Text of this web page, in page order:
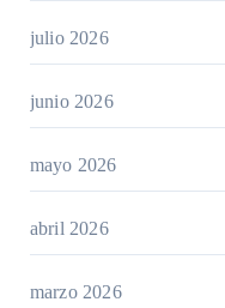
julio 2026
junio 2026
mayo 2026
abril 2026
marzo 2026